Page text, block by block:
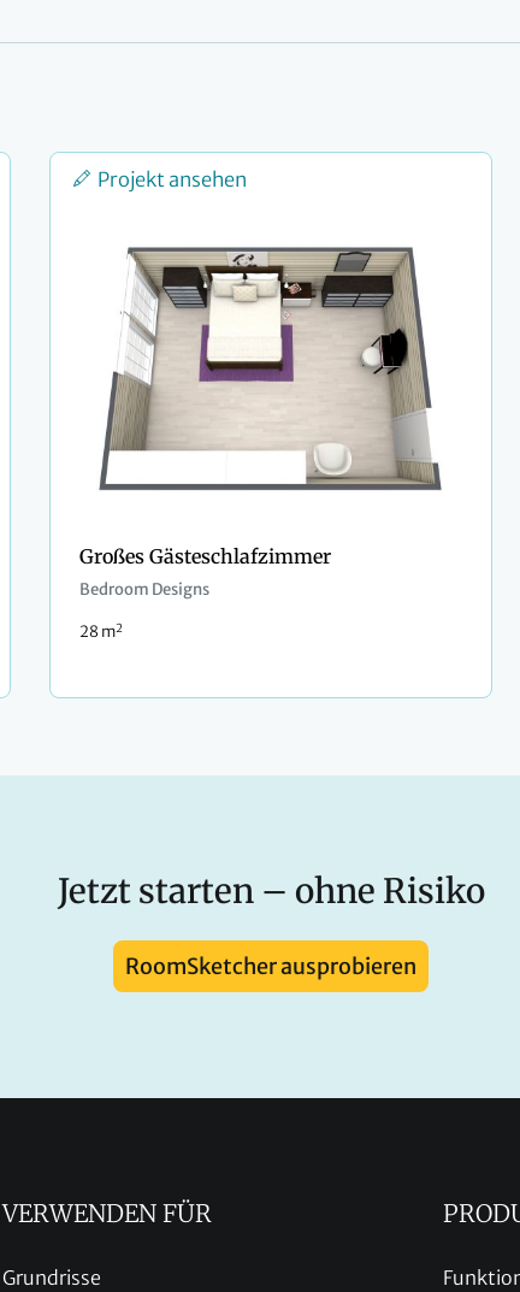
Projekt ansehen
Großes Gästeschlafzimmer
Bedroom Designs
28 m2
Jetzt starten – ohne Risiko
RoomSketcher ausprobieren
VERWENDEN FÜR
Grundrisse